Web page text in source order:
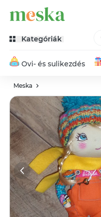
Kategóriák
Ovi- és sulikezdés
Meska